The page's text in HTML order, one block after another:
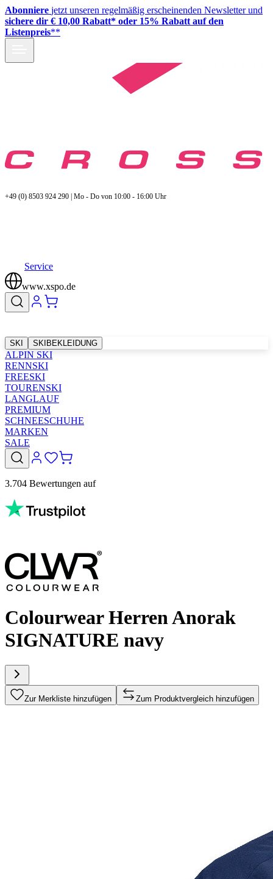
Abonniere jetzt unseren regelmäßig erscheinenden Newsletter und
sichere dir € 10,00 Rabatt* oder 15% Rabatt auf den
Listenpreis**
+49 (0) 8503 924 290 | Mo - Do von 10:00 - 16:00 Uhr
Service
www.xspo.de
SKI SKIBEKLEIDUNG
ALPIN SKI
RENNSKI
FREESKI
TOURENSKI
LANGLAUF
PREMIUM
SCHNEESCHUHE
MARKEN
SALE
3.704 Bewertungen auf
Colourwear Herren Anorak
SIGNATURE navy
Zur Merkliste hinzufügen Zum Produktvergleich hinzufügen